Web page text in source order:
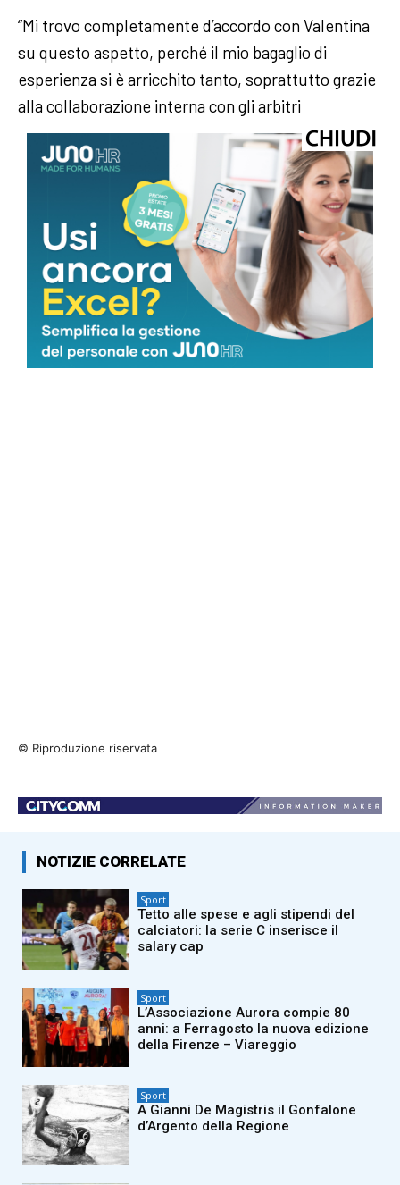
“Mi trovo completamente d’accordo con Valentina
su questo aspetto, perché il mio bagaglio di
esperienza si è arricchito tanto, soprattutto grazie
alla collaborazione interna con gli arbitri
provenienti da tutta Europa; hanno chiaramente
attitudini, modi ed esperienze completamente
diverse dalla mia. Abbiamo ruotato nei vari ruoli
tra assistente e arbitro, permettendomi di vedere i
loro punti di vista e i loro modi di fare, e questo
sicuramente mi aiuterà tantissimo nella mia
carriera arbitrale e nella mia esperienza futura”.
© Riproduzione riservata
NOTIZIE CORRELATE
Sport
Tetto alle spese e agli stipendi del
calciatori: la serie C inserisce il
salary cap
Sport
L’Associazione Aurora compie 80
anni: a Ferragosto la nuova edizione
della Firenze – Viareggio
Sport
A Gianni De Magistris il Gonfalone
d’Argento della Regione